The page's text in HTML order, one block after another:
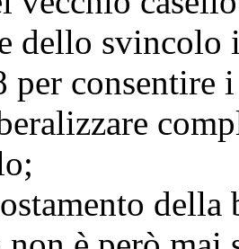
dello svincolo
consentire
della